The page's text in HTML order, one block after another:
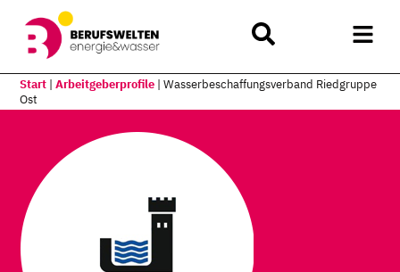
Start |Arbeitgeberprofile |Wasserbeschaffungsverband Riedgruppe
Ost